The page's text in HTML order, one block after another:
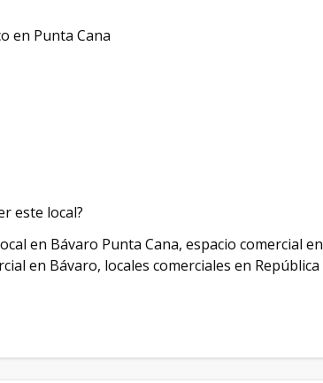
en Punta Cana
este local?
en Bávaro Punta Cana, espacio comercial en
en Bávaro, locales comerciales en República